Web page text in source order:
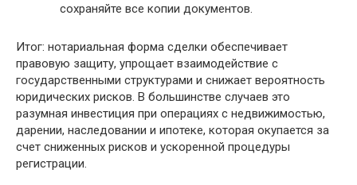
сохраняйте все копии документов.
Итог: нотариальная форма сделки обеспечивает
правовую защиту, упрощает взаимодействие с
государственными структурами и снижает вероятность
юридических рисков. В большинстве случаев это
разумная инвестиция при операциях с недвижимостью,
дарении, наследовании и ипотеке, которая окупается за
счет сниженных рисков и ускоренной процедуры
регистрации.